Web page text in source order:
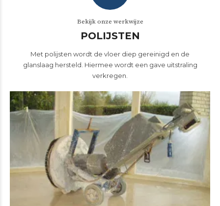
Bekijk onze werkwijze
POLIJSTEN
Met polijsten wordt de vloer diep gereinigd en de
glanslaag hersteld. Hiermee wordt een gave uitstraling
verkregen.